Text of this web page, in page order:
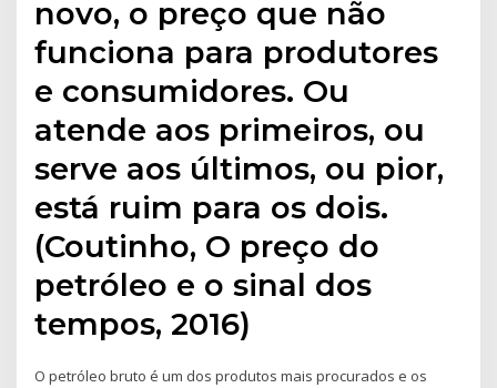
novo, o preço que não
funciona para produtores
e consumidores. Ou
atende aos primeiros, ou
serve aos últimos, ou pior,
está ruim para os dois.
(Coutinho, O preço do
petróleo e o sinal dos
tempos, 2016)
O petróleo bruto é um dos produtos mais procurados e os